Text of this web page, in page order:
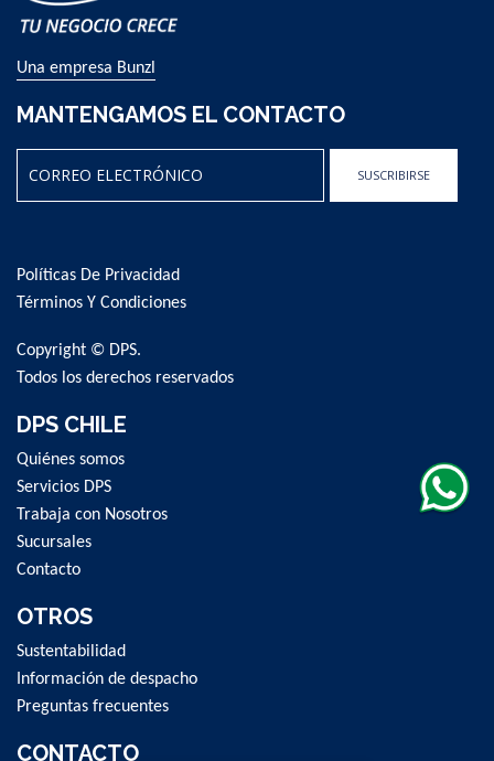
Una empresa Bunzl
MANTENGAMOS EL CONTACTO
Our
Newsletter:
SUSCRIBIRSE
Políticas De Privacidad
Términos Y Condiciones
Copyright © DPS.
Todos los derechos reservados
DPS CHILE
Quiénes somos
Servicios DPS
Trabaja con Nosotros
Sucursales
Contacto
OTROS
Sustentabilidad
Información de despacho
Preguntas frecuentes
CONTACTO